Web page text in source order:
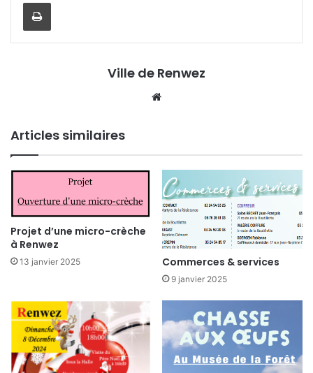
Imprimer
Ville de Renwez
Articles similaires
Projet d’une micro-crèche
à Renwez
13 janvier 2025 Commerces & services
9 janvier 2025